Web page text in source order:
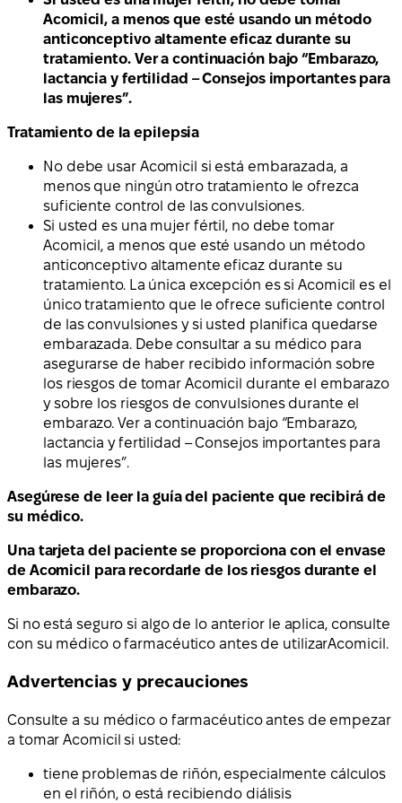
Acomicil, a menos que esté usando un método
anticonceptivo altamente eficaz durante su
tratamiento. Ver a continuación bajo “Embarazo,
lactancia y fertilidad – Consejos importantes para
las mujeres”.
Tratamiento de la epilepsia
No debe usar Acomicil si está embarazada, a
menos que ningún otro tratamiento le ofrezca
suficiente control de las convulsiones.
Si usted es una mujer fértil, no debe tomar
Acomicil, a menos que esté usando un método
anticonceptivo altamente eficaz durante su
tratamiento. La única excepción es si Acomicil es el
único tratamiento que le ofrece suficiente control
de las convulsiones y si usted planifica quedarse
embarazada. Debe consultar a su médico para
asegurarse de haber recibido información sobre
los riesgos de tomar Acomicil durante el embarazo
y sobre los riesgos de convulsiones durante el
embarazo. Ver a continuación bajo “Embarazo,
lactancia y fertilidad – Consejos importantes para
las mujeres”.
Asegúrese de leer la guía del paciente que recibirá de
su médico.
Una tarjeta del paciente se proporciona con el envase
de Acomicil para recordarle de los riesgos durante el
embarazo.
Si no está seguro si algo de lo anterior le aplica, consulte
con su médico o farmacéutico antes de utilizarAcomicil.
Advertencias y precauciones
Consulte a su médico o farmacéutico antes de empezar
a tomar Acomicil si usted:
tiene problemas de riñón, especialmente cálculos
en el riñón, o está recibiendo diálisis